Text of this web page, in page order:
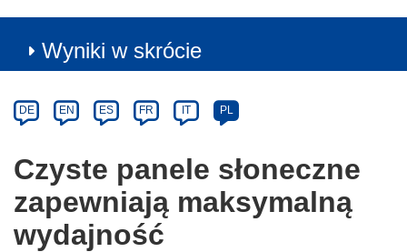
Wyniki w skrócie
Category
Article
available
the
following
languages:
DE EN ES FR IT PL
Czyste panele słoneczne
zapewniają maksymalną
wydajność